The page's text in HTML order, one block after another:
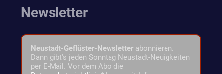
Newsletter
Neustadt-Geflüster-Newsletter abonnieren.
Dann gibt's jeden Sonntag Neustadt-Neuigkeiten
per E-Mail. Vor dem Abo die